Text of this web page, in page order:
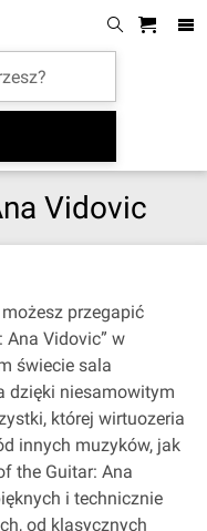
Vidovic
przegapić
Ana Vidovic” w
świecie sala
dzięki niesamowitym
której wirtuozeria
innych muzyków, jak
the Guitar: Ana
i technicznie
od klasycznych